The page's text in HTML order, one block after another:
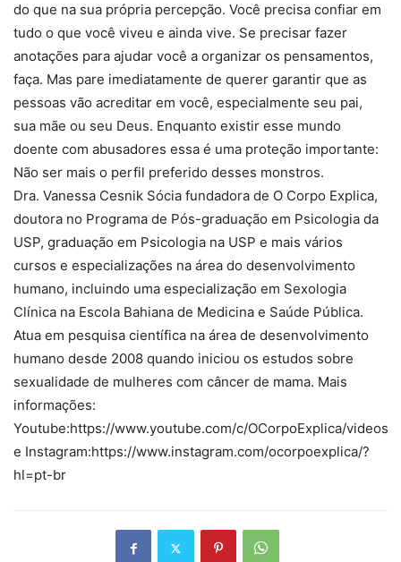
do que na sua própria percepção. Você precisa confiar em
tudo o que você viveu e ainda vive. Se precisar fazer
anotações para ajudar você a organizar os pensamentos,
faça. Mas pare imediatamente de querer garantir que as
pessoas vão acreditar em você, especialmente seu pai,
sua mãe ou seu Deus. Enquanto existir esse mundo
doente com abusadores essa é uma proteção importante:
Não ser mais o perfil preferido desses monstros.
Dra. Vanessa Cesnik Sócia fundadora de O Corpo Explica,
doutora no Programa de Pós-graduação em Psicologia da
USP, graduação em Psicologia na USP e mais vários
cursos e especializações na área do desenvolvimento
humano, incluindo uma especialização em Sexologia
Clínica na Escola Bahiana de Medicina e Saúde Pública.
Atua em pesquisa científica na área de desenvolvimento
humano desde 2008 quando iniciou os estudos sobre
sexualidade de mulheres com câncer de mama. Mais
informações:
Youtube:https://www.youtube.com/c/OCorpoExplica/videos
e Instagram:https://www.instagram.com/ocorpoexplica/?
hl=pt-br